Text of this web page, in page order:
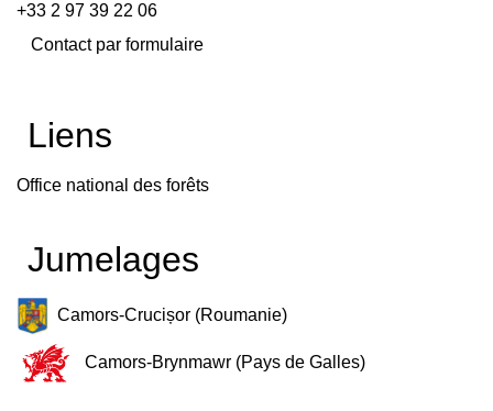
+33 2 97 39 22 06
Contact par formulaire
Liens
Office national des forêts
Jumelages
Camors-Crucișor (Roumanie)
Camors-Brynmawr (Pays de Galles)